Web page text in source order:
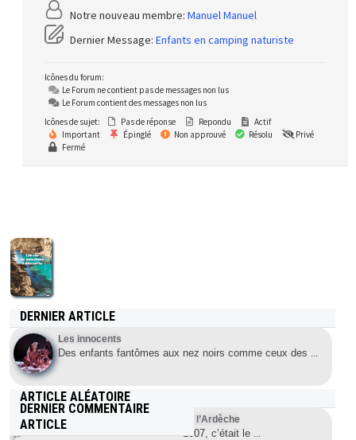
Notre nouveau membre: Manuel Manuel
Dernier Message: Enfants en camping naturiste
Icônes du forum:
Le Forum ne contient pas de messages non lus
Le Forum contient des messages non lus
Icônes de sujet:
Pas de réponse Repondu
Actif
Important
Épinglé Non approuvé Résolu
Privé
Fermé
DERNIER ARTICLE
Les innocents
Des enfants fantômes aux nez noirs comme ceux des ...
ARTICLE ALÉATOIRE
Randonue dans les Gorges de l’Ardèche
Ce mercredi 19 septembre 2007, c’était le
DERNIER COMMENTAIRE
ARTICLE